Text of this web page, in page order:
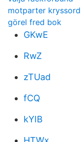
motparter kryssord
görel fred bok
GKwE
RwZ
zTUad
fCQ
kYIB